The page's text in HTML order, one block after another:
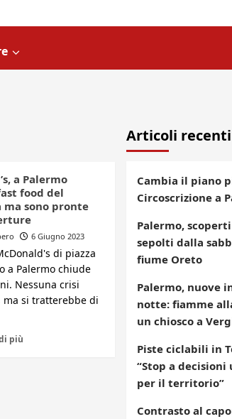
a Palermo
food del
ma sono pronte
6 Giugno 2023
di piazza
a Palermo chiude
Nessuna crisi
ma si tratterebbe di
più
Articoli recenti
Cambia il piano
Circoscrizione a
Palermo,
sepolti dalla
fiume Oreto
Palermo, nuove
notte: fiamme
un chiosco a
Piste ciclabili in
“Stop a
per il territorio”
Contrasto al